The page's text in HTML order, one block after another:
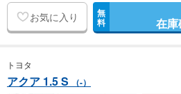
お気に入り 無
料 在
トヨタ
アクア 1.5 S （-）